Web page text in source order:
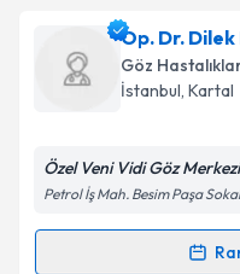
Op. Dr. Ünsal Sarı
oluşturun. Size bu
takvim
Kişisel
Op. Dr. Dilek
Göz
İstanbul, Kartal
Özel Veni Vidi Göz
Petrol İş Mah. Besim Paşa
Randevu